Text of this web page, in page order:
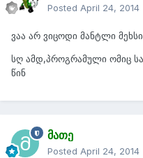
Posted April 24, 2014
ვაა არ ვიცოდი მანტლი
სღ ამდ,პროგრამული ომიც
წინ
მათე
Posted April 24, 2014